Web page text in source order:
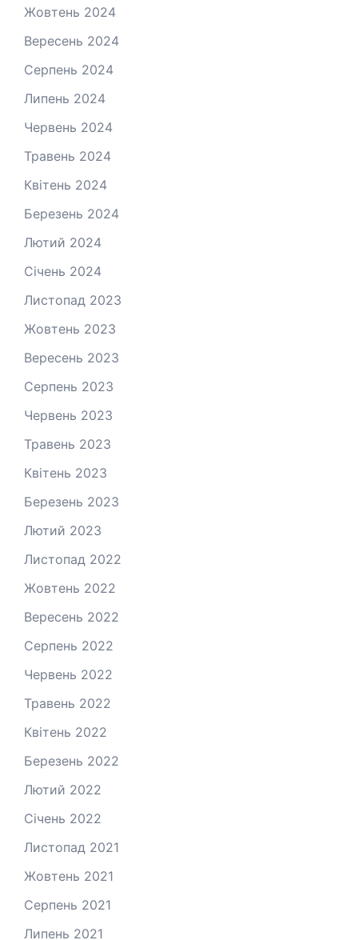
Жовтень 2024
Вересень 2024
Серпень 2024
Липень 2024
Червень 2024
Травень 2024
Квітень 2024
Березень 2024
Лютий 2024
Січень 2024
Листопад 2023
Жовтень 2023
Вересень 2023
Серпень 2023
Червень 2023
Травень 2023
Квітень 2023
Березень 2023
Лютий 2023
Листопад 2022
Жовтень 2022
Вересень 2022
Серпень 2022
Червень 2022
Травень 2022
Квітень 2022
Березень 2022
Лютий 2022
Січень 2022
Листопад 2021
Жовтень 2021
Серпень 2021
Липень 2021